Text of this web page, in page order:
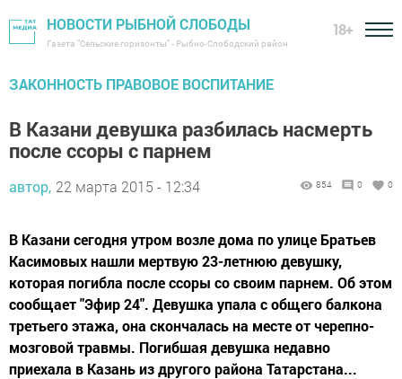
НОВОСТИ РЫБНОЙ СЛОБОДЫ
Газета "Сельские горизонты" - Рыбно-Слободский район
18+
ЗАКОННОСТЬ ПРАВОВОЕ ВОСПИТАНИЕ
В Казани девушка разбилась насмерть
после ссоры с парнем
автор, 22 марта 2015 - 12:34 854 0 0
В Казани сегодня утром возле дома по улице Братьев
Касимовых нашли мертвую 23-летнюю девушку,
которая погибла после ссоры со своим парнем. Об этом
сообщает "Эфир 24". Девушка упала с общего балкона
третьего этажа, она скончалась на месте от черепно-
мозговой травмы. Погибшая девушка недавно
приехала в Казань из другого района Татарстана...